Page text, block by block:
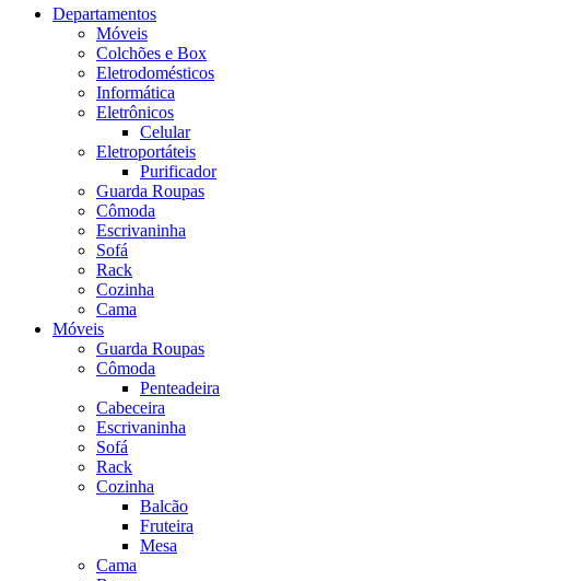
Departamentos
Móveis
Colchões e Box
Eletrodomésticos
Informática
Eletrônicos
Celular
Eletroportáteis
Purificador
Guarda Roupas
Cômoda
Escrivaninha
Sofá
Rack
Cozinha
Cama
Móveis
Guarda Roupas
Cômoda
Penteadeira
Cabeceira
Escrivaninha
Sofá
Rack
Cozinha
Balcão
Fruteira
Mesa
Cama